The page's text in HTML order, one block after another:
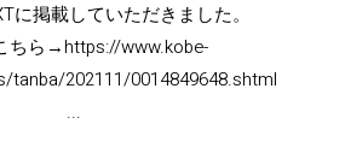
に掲載していただきました。
ちら→https://www.kobe-
tanba/202111/0014849648.shtml